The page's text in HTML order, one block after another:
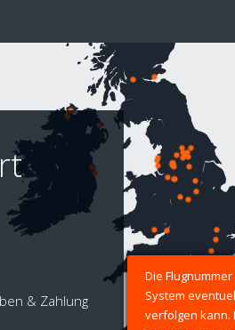
& Zahlung
Die
System
verfolgen kann.